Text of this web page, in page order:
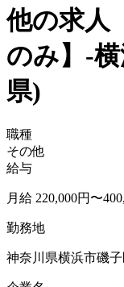
他の求人
のみ】-横
県)
職種
その他
給与
月給 220,000円〜
勤務地
神奈川県横浜市磯